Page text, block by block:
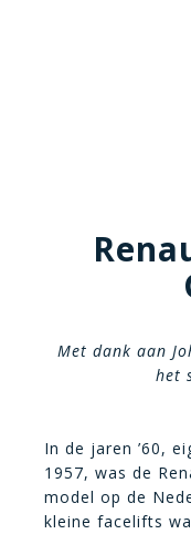
Met dank aan
het
In de jaren ’60,
1957, was de
model op de
kleine facelifts